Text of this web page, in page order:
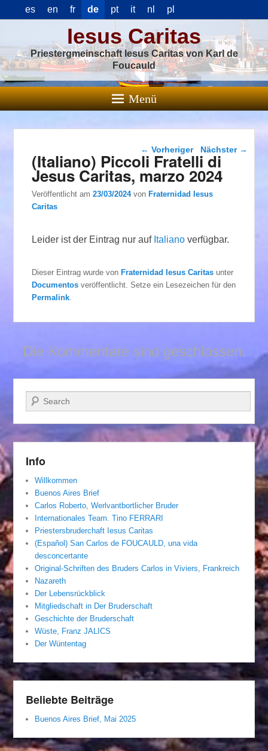
es en fr de pt it nl pl
Iesus Caritas
Priestergmeinschaft Iesus Caritas von Karl de
Foucauld
Menü
Beitragsnavigation
← Vorheriger Nächster →
(Italiano) Piccoli Fratelli di
Jesus Caritas, marzo 2024
Veröffentlicht am23/03/2024 vonFraternidad Iesus
Caritas
Leider ist der Eintrag nur auf Italiano verfügbar.
Dieser Eintrag wurde vonFraternidad Iesus Caritas unter
Documentos veröffentlicht. Setze ein Lesezeichen für den
Permalink
Die Kommentare sind geschlossen.
Suchen
Info
Willkommen
Buenos Aires Brief
Carlos Roberto, Werlvantbortlicher Bruder
Internationales Team. Tino FERRARI
Priestersbruderchaft Iesus Caritas
(Español) San Carlos de FOUCAULD, una vida
desconcertante
Original-Schriften des Bruders Carlos in Viviers, Frankreich
Nazareth
Der Lebensrückblick
Mitgliedschaft in Der Bruderschaft
Geschichte der Bruderschaft
Wüste, Franz JALICS
Der Wüntentag
Beliebte Beiträge
Buenos Aires Brief, Mai 2025